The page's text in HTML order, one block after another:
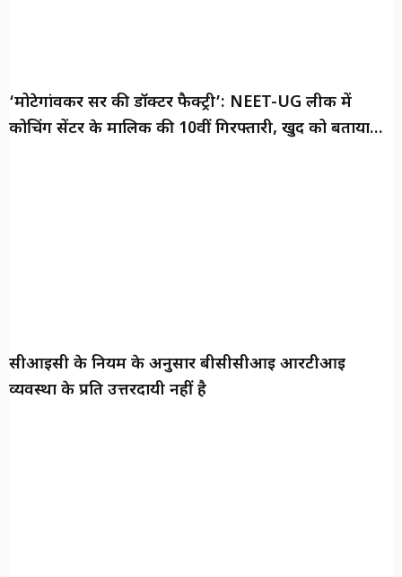
‘मोटेगांवकर सर की डॉक्टर फैक्ट्री’: NEET-UG लीक में
कोचिंग सेंटर के मालिक की 10वीं गिरफ्तारी, खुद को बताया
सीआईसी के नियम के अनुसार बीसीसीआई आरटीआई
व्यवस्था के प्रति उत्तरदायी नहीं है